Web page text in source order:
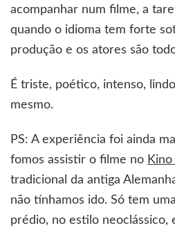
acompanhar num filme, a
quando o idioma tem forte
produção e os atores são
É triste, poético, intenso,
mesmo.
PS: A experiência foi ainda
fomos assistir o filme no
tradicional da antiga
não tínhamos ido. Só tem
prédio, no estilo neoclássico,